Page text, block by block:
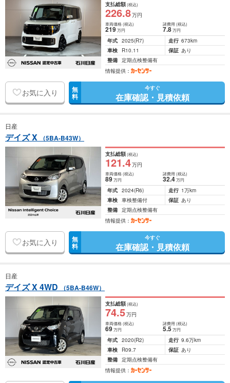
支払総額(税込)
226.8万円
車両価格(税込)
219万円
諸費用 (税込)
7.8 万円
年式 2025(R7) 走行 673km
車検
R10.11 保証 あり
整備 定期点検整備有
情報提供：
お気に入り 無
料
今すぐ
在庫確認・見積依頼
日産
デイズ X （5BA-B43W）
支払総額(税込)
121.4万円
車両価格(税込)
89万円
諸費用 (税込)
32.4 万円
年式 2024(R6) 走行 1万km
車検 車検整備付 保証 あり
整備 定期点検整備有
情報提供：
お気に入り 無
料
今すぐ
在庫確認・見積依頼
日産
デイズ X 4WD （5BA-B46W）
支払総額(税込)
74.5万円
車両価格(税込)
69万円
諸費用 (税込)
5.5 万円
年式 2020(R2) 走行 9.6万km
車検
R09.7 保証 あり
整備 定期点検整備有
情報提供：